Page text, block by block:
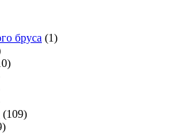
бруса (1)
(109)